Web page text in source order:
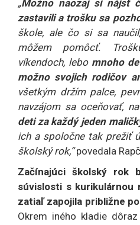
„Možno naozaj si nájsť
zastavili a trošku sa
škole, ale čo si sa
môžem pomôcť.
víkendoch, lebo mnoho
možno svojich rodičov
všetkým držím palce,
navzájom sa oceňovať,
deti za každý jeden
ich a spoločne tak prežiť
školský rok,“povedala
Začínajúci školský rok
súvislosti s
zatiaľ zapojila približne
Okrem iného kladie